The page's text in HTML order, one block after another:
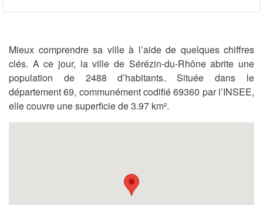
Mieux comprendre sa ville à l’aide de quelques chiffres
clés. A ce jour, la ville de Sérézin-du-Rhône abrite une
population de 2488 d’habitants. Située dans le
département 69, communément codifié 69360 par l’INSEE,
elle couvre une superficie de 3.97 km².